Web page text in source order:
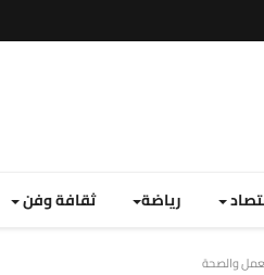
رياضة ثقافة وفن
والصحة